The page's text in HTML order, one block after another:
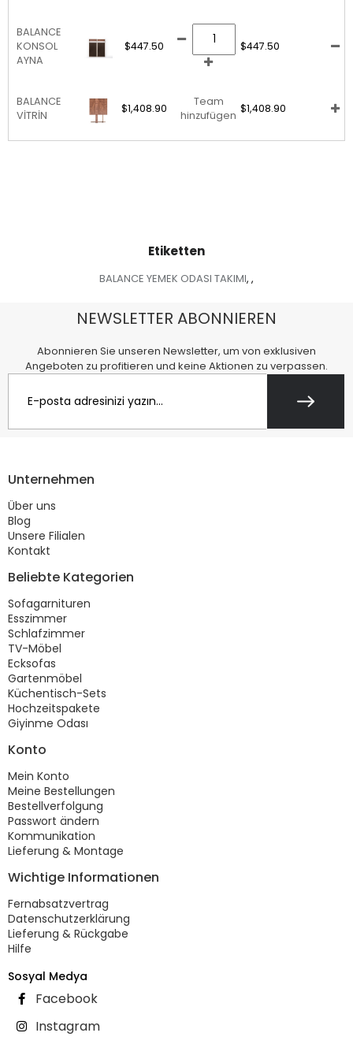
BALANCE
KONSOL
AYNA
$447.50 $447.50
BALANCE
VİTRİN
$1,408.90
Team
hinzufügen
$1,408.90
Etiketten
BALANCE YEMEK ODASI TAKIMI, ,
NEWSLETTER ABONNIEREN
Abonnieren Sie unseren Newsletter, um von exklusiven
Angeboten zu profitieren und keine Aktionen zu verpassen.
Unternehmen
Über uns
Blog
Unsere Filialen
Kontakt
Beliebte Kategorien
Sofagarnituren
Esszimmer
Schlafzimmer
TV-Möbel
Ecksofas
Gartenmöbel
Küchentisch-Sets
Hochzeitspakete
Giyinme Odası
Konto
Mein Konto
Meine Bestellungen
Bestellverfolgung
Passwort ändern
Kommunikation
Lieferung & Montage
Wichtige Informationen
Fernabsatzvertrag
Datenschutzerklärung
Lieferung & Rückgabe
Hilfe
Sosyal Medya
Facebook
Instagram